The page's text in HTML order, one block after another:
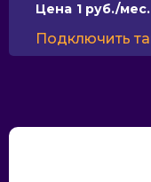
Цена 1 руб./мес.
Подключить